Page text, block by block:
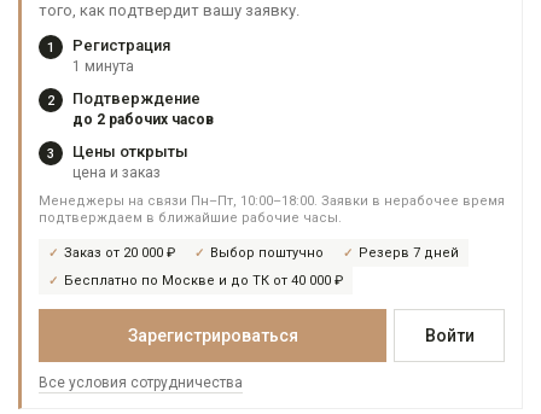
того, как подтвердит вашу заявку.
1 Регистрация
1 минута
2 Подтверждение
до 2 рабочих часов
3 Цены открыты
цена и заказ
Менеджеры на связи Пн–Пт, 10:00–18:00. Заявки в нерабочее время
подтверждаем в ближайшие рабочие часы.
Заказ от 20 000 ₽ Выбор поштучно
Резерв 7 дней
Бесплатно по Москве и до ТК от 40 000 ₽
Зарегистрироваться Войти
Все условия сотрудничества